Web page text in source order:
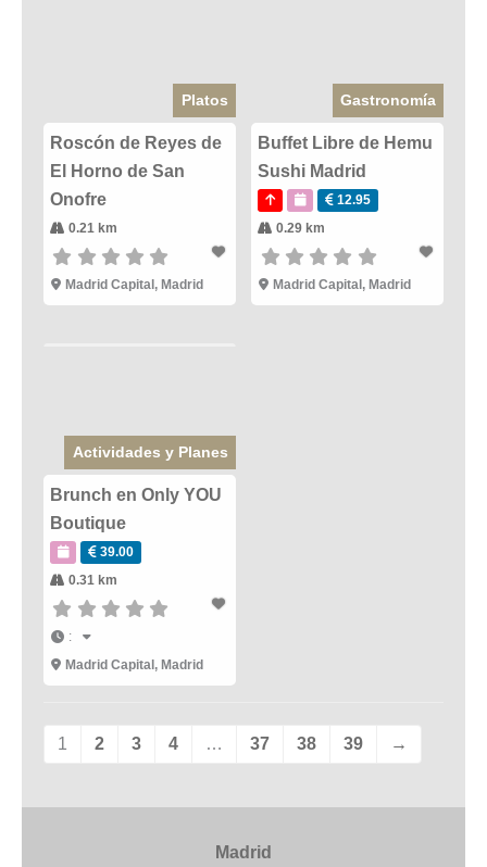
Platos
Roscón de Reyes de
El Horno de San
Onofre
0.21 km
Madrid Capital , Madrid
Gastronomía
Buffet Libre de Hemu
Sushi Madrid
12.95
0.29 km
Madrid Capital , Madrid
Actividades y Planes
Brunch en Only YOU
Boutique
39.00
0.31 km
:
Madrid Capital , Madrid
1 2 3 4 … 37 38 39 →
Madrid